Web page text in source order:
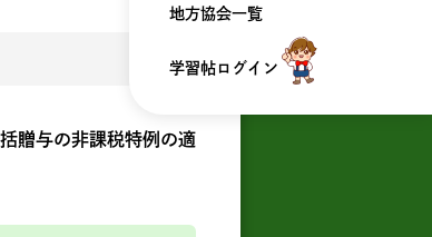
地方協会一覧
学習帖ログイン
贈与の非課税特例の適